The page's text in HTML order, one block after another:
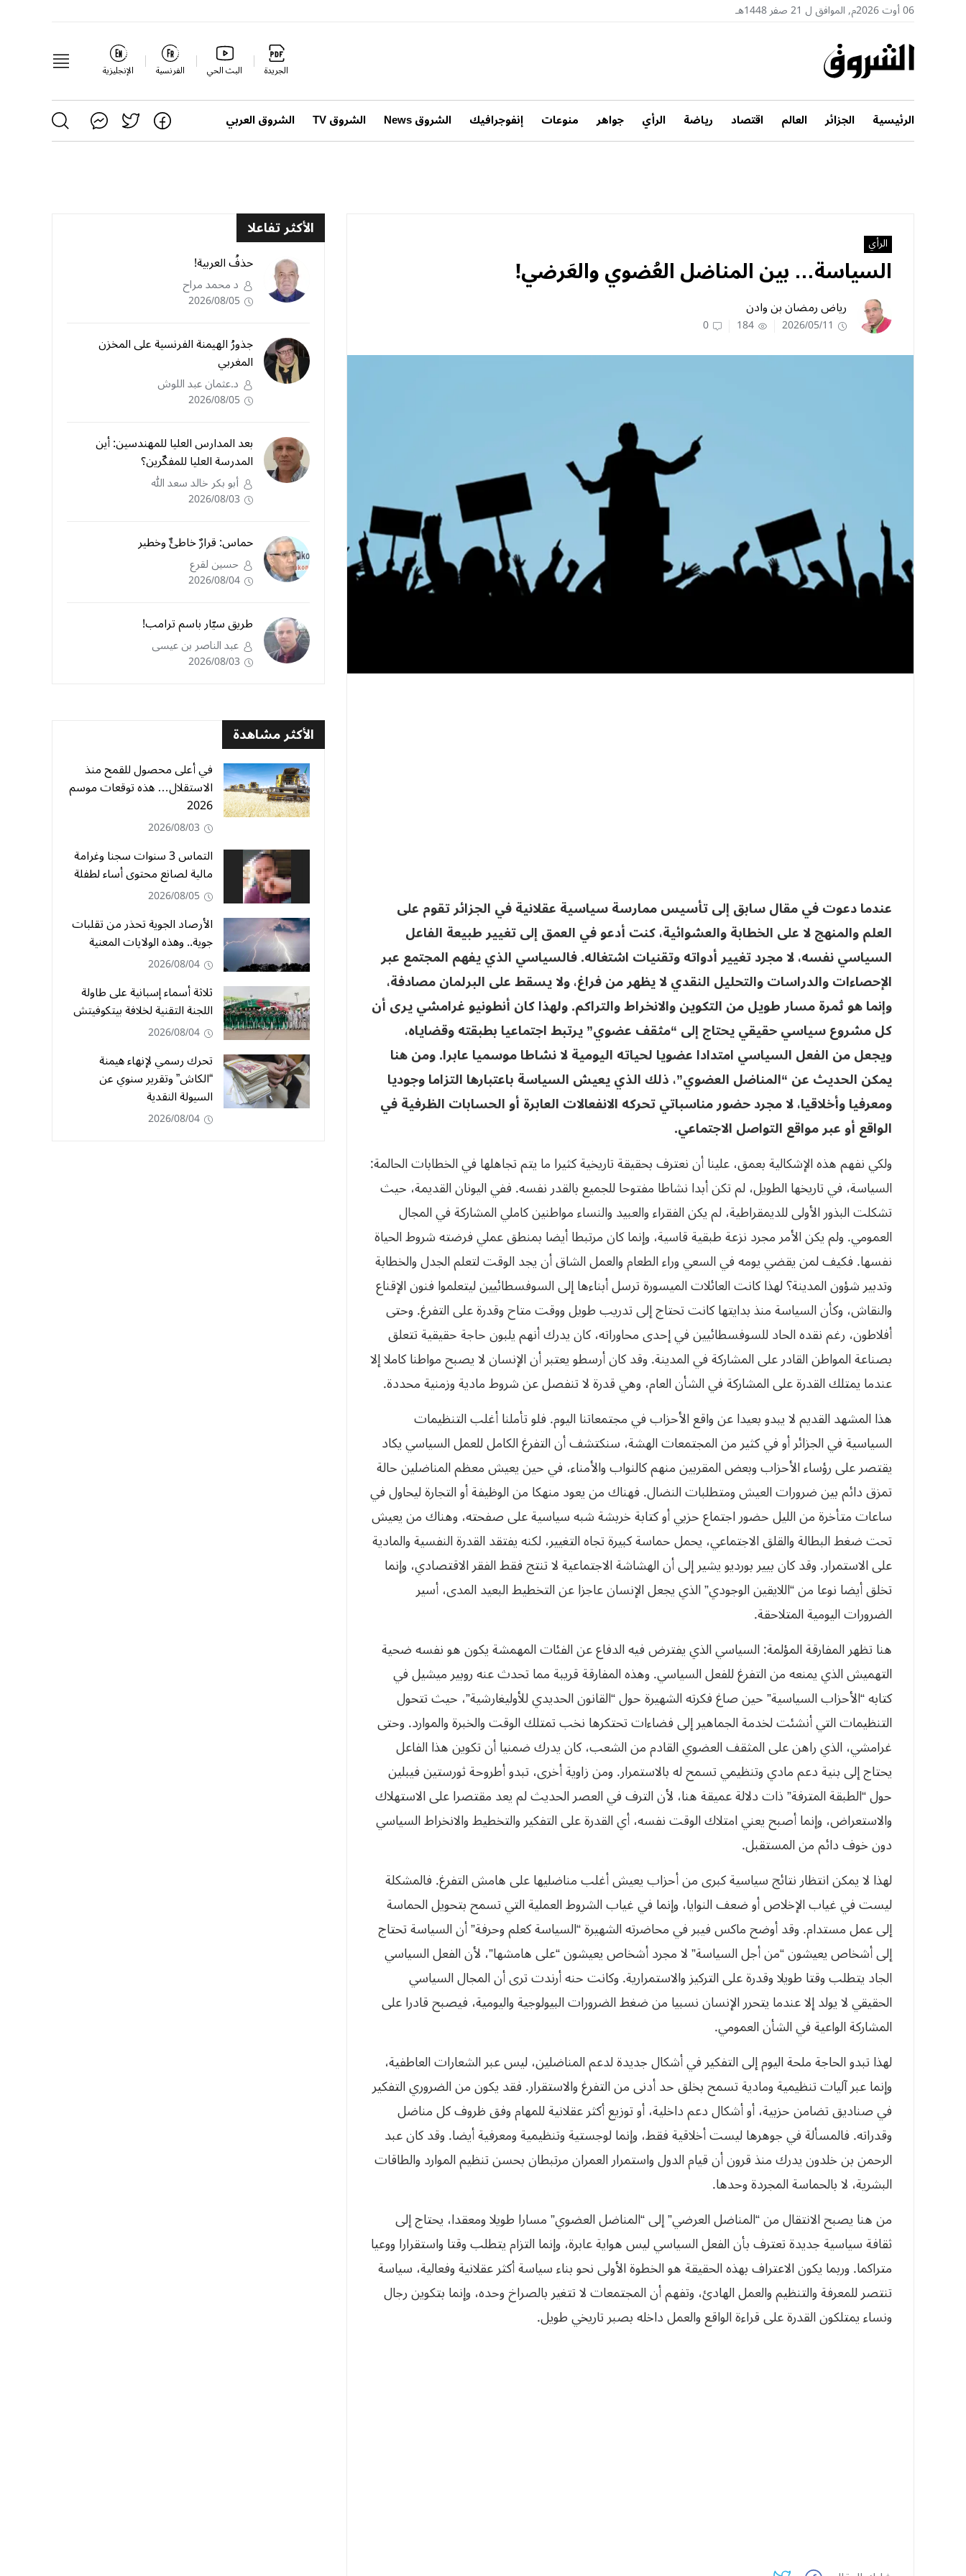
06 أوت 2026م, الموافق ل 21 صفر 1448هـ
الجريدة البث الحي الفرنسية الإنجليزية
الرئيسية الجزائر العالم اقتصاد رياضة الرأي جواهر منوعات إنفوجرافيك الشروق News الشروق TV الشروق العربي
الرأي
السياسة… بين المناضل العُضوي والعَرضي!
رياض رمضان بن وادن
2026/05/11
184
0
عندما دعوت في مقال سابق إلى تأسيس ممارسة سياسية عقلانية في الجزائر تقوم على
العلم والمنهج لا على الخطابة والعشوائية، كنت أدعو في العمق إلى تغيير طبيعة الفاعل
السياسي نفسه، لا مجرد تغيير أدواته وتقنيات اشتغاله. فالسياسي الذي يفهم المجتمع عبر
الإحصاءات والدراسات والتحليل النقدي لا يظهر من فراغ، ولا يسقط على البرلمان مصادفة،
وإنما هو ثمرة مسار طويل من التكوين والانخراط والتراكم. ولهذا كان أنطونيو غرامشي يرى أن
كل مشروع سياسي حقيقي يحتاج إلى “مثقف عضوي” يرتبط اجتماعيا بطبقته وقضاياه،
ويجعل من الفعل السياسي امتدادا عضويا لحياته اليومية لا نشاطا موسميا عابرا. ومن هنا
يمكن الحديث عن “المناضل العضوي”، ذلك الذي يعيش السياسة باعتبارها التزاما وجوديا
ومعرفيا وأخلاقيا، لا مجرد حضور مناسباتي تحركه الانفعالات العابرة أو الحسابات الظرفية في
الواقع أو عبر مواقع التواصل الاجتماعي.
ولكي نفهم هذه الإشكالية بعمق، علينا أن نعترف بحقيقة تاريخية كثيرا ما يتم تجاهلها في الخطابات الحالمة:
السياسة، في تاريخها الطويل، لم تكن أبدا نشاطا مفتوحا للجميع بالقدر نفسه. ففي اليونان القديمة، حيث
تشكلت البذور الأولى للديمقراطية، لم يكن الفقراء والعبيد والنساء مواطنين كاملي المشاركة في المجال
العمومي. ولم يكن الأمر مجرد نزعة طبقية قاسية، وإنما كان مرتبطا أيضا بمنطق عملي فرضته شروط الحياة
نفسها. فكيف لمن يقضي يومه في السعي وراء الطعام والعمل الشاق أن يجد الوقت لتعلم الجدل والخطابة
وتدبير شؤون المدينة؟ لهذا كانت العائلات الميسورة ترسل أبناءها إلى السوفسطائيين ليتعلموا فنون الإقناع
والنقاش، وكأن السياسة منذ بدايتها كانت تحتاج إلى تدريب طويل ووقت متاح وقدرة على التفرغ. وحتى
أفلاطون، رغم نقده الحاد للسوفسطائيين في إحدى محاوراته، كان يدرك أنهم يلبون حاجة حقيقية تتعلق
بصناعة المواطن القادر على المشاركة في المدينة. وقد كان أرسطو يعتبر أن الإنسان لا يصبح مواطنا كاملا إلا
عندما يمتلك القدرة على المشاركة في الشأن العام، وهي قدرة لا تنفصل عن شروط مادية وزمنية محددة.
هذا المشهد القديم لا يبدو بعيدا عن واقع الأحزاب في مجتمعاتنا اليوم. فلو تأملنا أغلب التنظيمات
السياسية في الجزائر أو في كثير من المجتمعات الهشة، سنكتشف أن التفرغ الكامل للعمل السياسي يكاد
يقتصر على رؤساء الأحزاب وبعض المقربين منهم كالنواب والأمناء، في حين يعيش معظم المناضلين حالة
تمزق دائم بين ضرورات العيش ومتطلبات النضال. فهناك من يعود منهكا من الوظيفة أو التجارة ليحاول في
ساعات متأخرة من الليل حضور اجتماع حزبي أو كتابة خربشة شبه سياسية على صفحته، وهناك من يعيش
تحت ضغط البطالة والقلق الاجتماعي، يحمل حماسة كبيرة تجاه التغيير، لكنه يفتقد القدرة النفسية والمادية
على الاستمرار. وقد كان بيير بورديو يشير إلى أن الهشاشة الاجتماعية لا تنتج فقط الفقر الاقتصادي، وإنما
تخلق أيضا نوعا من “اللايقين الوجودي” الذي يجعل الإنسان عاجزا عن التخطيط البعيد المدى، أسير
الضرورات اليومية المتلاحقة.
هنا تظهر المفارقة المؤلمة: السياسي الذي يفترض فيه الدفاع عن الفئات المهمشة يكون هو نفسه ضحية
التهميش الذي يمنعه من التفرغ للفعل السياسي. وهذه المفارقة قريبة مما تحدث عنه روبير ميشيل في
كتابه “الأحزاب السياسية” حين صاغ فكرته الشهيرة حول “القانون الحديدي للأوليغارشية”، حيث تتحول
التنظيمات التي أنشئت لخدمة الجماهير إلى فضاءات تحتكرها نخب تمتلك الوقت والخبرة والموارد. وحتى
غرامشي، الذي راهن على المثقف العضوي القادم من الشعب، كان يدرك ضمنيا أن تكوين هذا الفاعل
يحتاج إلى بنية دعم مادي وتنظيمي تسمح له بالاستمرار. ومن زاوية أخرى، تبدو أطروحة ثورستين فيبلين
حول “الطبقة المترفة” ذات دلالة عميقة هنا، لأن الترف في العصر الحديث لم يعد مقتصرا على الاستهلاك
والاستعراض، وإنما أصبح يعني امتلاك الوقت نفسه، أي القدرة على التفكير والتخطيط والانخراط السياسي
دون خوف دائم من المستقبل.
لهذا لا يمكن انتظار نتائج سياسية كبرى من أحزاب يعيش أغلب مناضليها على هامش التفرغ. فالمشكلة
ليست في غياب الإخلاص أو ضعف النوايا، وإنما في غياب الشروط العملية التي تسمح بتحويل الحماسة
إلى عمل مستدام. وقد أوضح ماكس فيبر في محاضرته الشهيرة “السياسة كعلم وحرفة” أن السياسة تحتاج
إلى أشخاص يعيشون “من أجل السياسة” لا مجرد أشخاص يعيشون “على هامشها”، لأن الفعل السياسي
الجاد يتطلب وقتا طويلا وقدرة على التركيز والاستمرارية. وكانت حنه أرندت ترى أن المجال السياسي
الحقيقي لا يولد إلا عندما يتحرر الإنسان نسبيا من ضغط الضرورات البيولوجية واليومية، فيصبح قادرا على
المشاركة الواعية في الشأن العمومي.
لهذا تبدو الحاجة ملحة اليوم إلى التفكير في أشكال جديدة لدعم المناضلين، ليس عبر الشعارات العاطفية،
وإنما عبر آليات تنظيمية ومادية تسمح بخلق حد أدنى من التفرغ والاستقرار. فقد يكون من الضروري التفكير
في صناديق تضامن حزبية، أو أشكال دعم داخلية، أو توزيع أكثر عقلانية للمهام وفق ظروف كل مناضل
وقدراته. فالمسألة في جوهرها ليست أخلاقية فقط، وإنما لوجستية وتنظيمية ومعرفية أيضا. وقد كان عبد
الرحمن بن خلدون يدرك منذ قرون أن قيام الدول واستمرار العمران مرتبطان بحسن تنظيم الموارد والطاقات
البشرية، لا بالحماسة المجردة وحدها.
من هنا يصبح الانتقال من “المناضل العرضي” إلى “المناضل العضوي” مسارا طويلا ومعقدا، يحتاج إلى
ثقافة سياسية جديدة تعترف بأن الفعل السياسي ليس هواية عابرة، وإنما التزام يتطلب وقتا واستقرارا ووعيا
متراكما. وربما يكون الاعتراف بهذه الحقيقة هو الخطوة الأولى نحو بناء سياسة أكثر عقلانية وفعالية، سياسة
تنتصر للمعرفة والتنظيم والعمل الهادئ، وتفهم أن المجتمعات لا تتغير بالصراخ وحده، وإنما بتكوين رجال
ونساء يمتلكون القدرة على قراءة الواقع والعمل داخله بصبر تاريخي طويل.
الأكثر تفاعلا
حذفُ العربية!
د محمد مراح
2026/08/05
جذورُ الهيمنة الفرنسية على المخزن
المغربي
د.عثمان عبد اللوش
2026/08/05
بعد المدارس العليا للمهندسين: أين
المدرسة العليا للمفكّرين؟
أبو بكر خالد سعد الله
2026/08/03
حماس: قرارٌ خاطئٌ وخطير
حسين لقرع
2026/08/04
طريق سيّار باسم ترامب!
عبد الناصر بن عيسى
2026/08/03
الأكثر مشاهدة
في أعلى محصول للقمح منذ
الاستقلال… هذه توقعات موسم
2026
2026/08/03
التماس 3 سنوات سجنا وغرامة
مالية لصانع محتوى أساء لطفلة
2026/08/05
الأرصاد الجوية تحذر من تقلبات
جوية.. وهذه الولايات المعنية
2026/08/04
ثلاثة أسماء إسبانية على طاولة
اللجنة التقنية لخلافة بيتكوفيتش
2026/08/04
تحرك رسمي لإنهاء هيمنة
“الكاش” وتقرير سنوي عن
السيولة النقدية
2026/08/04